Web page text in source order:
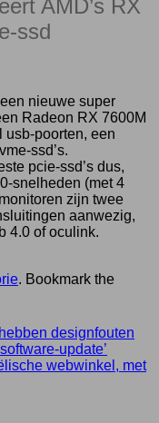
AMD’s RX
ssd
nieuwe super
Radeon RX 7600M
usb-poorten, een
ssd’s.
pcie-ssd’s dus,
snelheden (met 4
zijn twee
aanwezig,
4.0 of oculink.
. Bookmark the
designfouten
update’
webwinkel, met